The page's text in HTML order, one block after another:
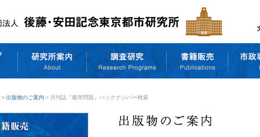
> 出版物のご案内 > 月刊誌『都市問題』バックナンバー検索